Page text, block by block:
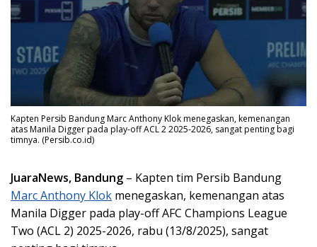
Kapten Persib Bandung Marc Anthony Klok menegaskan, kemenangan
atas Manila Digger pada play-off ACL 2 2025-2026, sangat penting bagi
timnya. (Persib.co.id)
JuaraNews, Bandung – Kapten tim Persib Bandung
Marc Anthony Klok menegaskan, kemenangan atas
Manila Digger pada play-off AFC Champions League
Two (ACL 2) 2025-2026, rabu (13/8/2025), sangat